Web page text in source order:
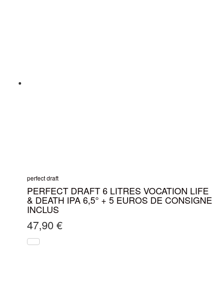
perfect draft
PERFECT DRAFT 6 LITRES VOCATION LIFE
& DEATH IPA 6,5° + 5 EUROS DE CONSIGNE
INCLUS
47,90 €